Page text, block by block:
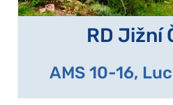
RD Jižní
AMS 10-16,